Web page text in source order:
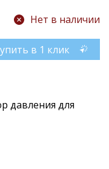
Нет в наличии
в 1 клик
давления для